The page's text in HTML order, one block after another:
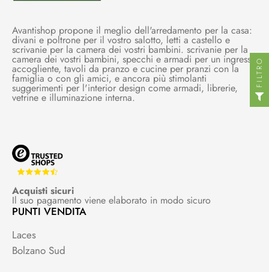
Avantishop propone il meglio dell'arredamento per la casa:
divani e poltrone per il vostro salotto, letti a castello e
scrivanie per la camera dei vostri bambini. scrivanie per la
camera dei vostri bambini, specchi e armadi per un ingresso
accogliente, tavoli da pranzo e cucine per pranzi con la
famiglia o con gli amici, e ancora più stimolanti
suggerimenti per l'interior design come armadi, librerie,
vetrine e illuminazione interna.
Acquisti sicuri
Il suo pagamento viene elaborato in modo sicuro
PUNTI VENDITA
Laces
Bolzano Sud
FILTRO